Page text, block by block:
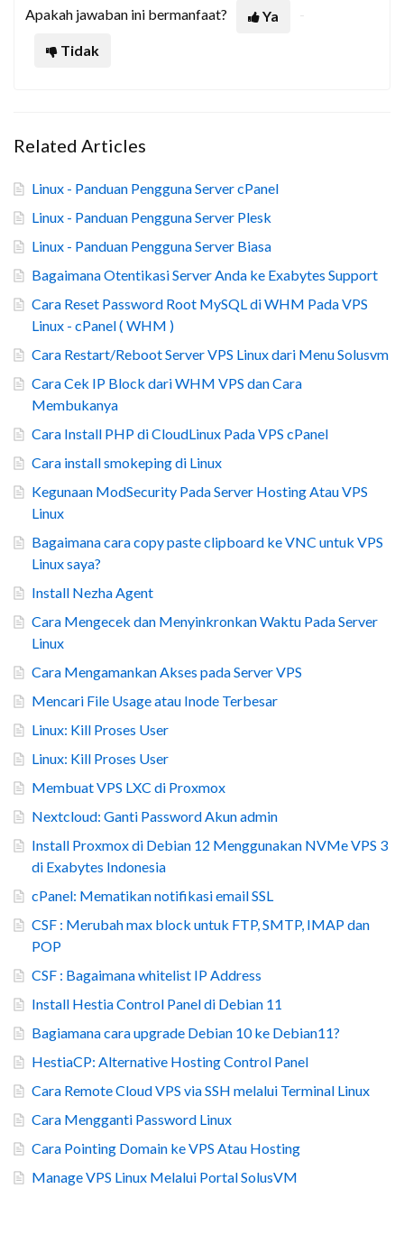
Apakah jawaban ini bermanfaat?
Ya
Tidak
Related Articles
Linux - Panduan Pengguna Server cPanel
Linux - Panduan Pengguna Server Plesk
Linux - Panduan Pengguna Server Biasa
Bagaimana Otentikasi Server Anda ke Exabytes Support
Cara Reset Password Root MySQL di WHM Pada VPS
Linux - cPanel ( WHM )
Cara Restart/Reboot Server VPS Linux dari Menu Solusvm
Cara Cek IP Block dari WHM VPS dan Cara
Membukanya
Cara Install PHP di CloudLinux Pada VPS cPanel
Cara install smokeping di Linux
Kegunaan ModSecurity Pada Server Hosting Atau VPS
Linux
Bagaimana cara copy paste clipboard ke VNC untuk VPS
Linux saya?
Install Nezha Agent
Cara Mengecek dan Menyinkronkan Waktu Pada Server
Linux
Cara Mengamankan Akses pada Server VPS
Mencari File Usage atau Inode Terbesar
Linux: Kill Proses User
Linux: Kill Proses User
Membuat VPS LXC di Proxmox
Nextcloud: Ganti Password Akun admin
Install Proxmox di Debian 12 Menggunakan NVMe VPS 3
di Exabytes Indonesia
cPanel: Mematikan notifikasi email SSL
CSF : Merubah max block untuk FTP, SMTP, IMAP dan
POP
CSF : Bagaimana whitelist IP Address
Install Hestia Control Panel di Debian 11
Bagiamana cara upgrade Debian 10 ke Debian11?
HestiaCP: Alternative Hosting Control Panel
Cara Remote Cloud VPS via SSH melalui Terminal Linux
Cara Mengganti Password Linux
Cara Pointing Domain ke VPS Atau Hosting
Manage VPS Linux Melalui Portal SolusVM